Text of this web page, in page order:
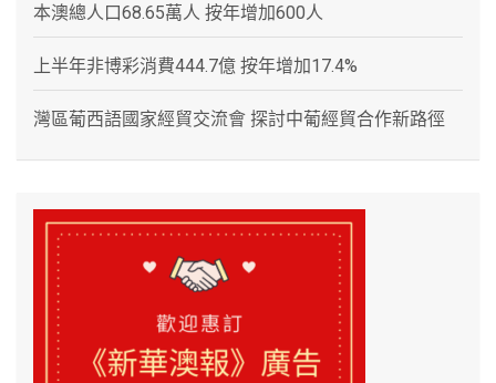
本澳總人口68.65萬人 按年增加600人
上半年非博彩消費444.7億 按年增加17.4%
灣區葡西語國家經貿交流會 探討中葡經貿合作新路徑